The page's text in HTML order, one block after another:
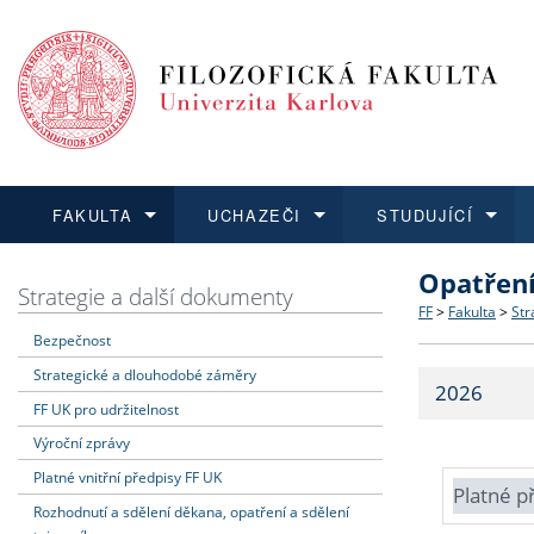
FAKULTA
Dozvědět se více
Struktura
Strategie
Fakultní
UCHAZEČI
Podat přihlášku
Co
Učitelské
STUDUJÍCÍ
Dozvědět se více
Dozvědět se více
O vědě a
Dozvědět se více
Aktuální
Strategie a další dokumenty
Bezpečnost
Strategické a dlouhodobé záměry
FF UK pro udržitelnost
Výroční zprávy
Platné vnitřní předpisy FF UK
Rozhodnutí a sdělení děkana, opatření a sdělení
FF > Fakulta >
2026
Platné